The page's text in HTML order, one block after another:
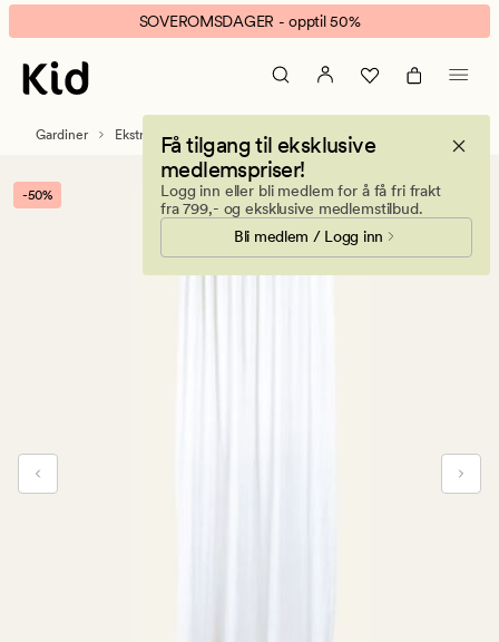
Leija
gardin
offwhite
banner.
Klikk
ESCAPE
pause.
SOVEROMSDAGER - opptil 50%
Få tilgang til eksklusive
medlemspriser!
Logg inn eller bli medlem for å få fri frakt
fra 799,- og eksklusive medlemstilbud.
Bli medlem / Logg inn
Gardiner Ekstra lange gardiner
-50%